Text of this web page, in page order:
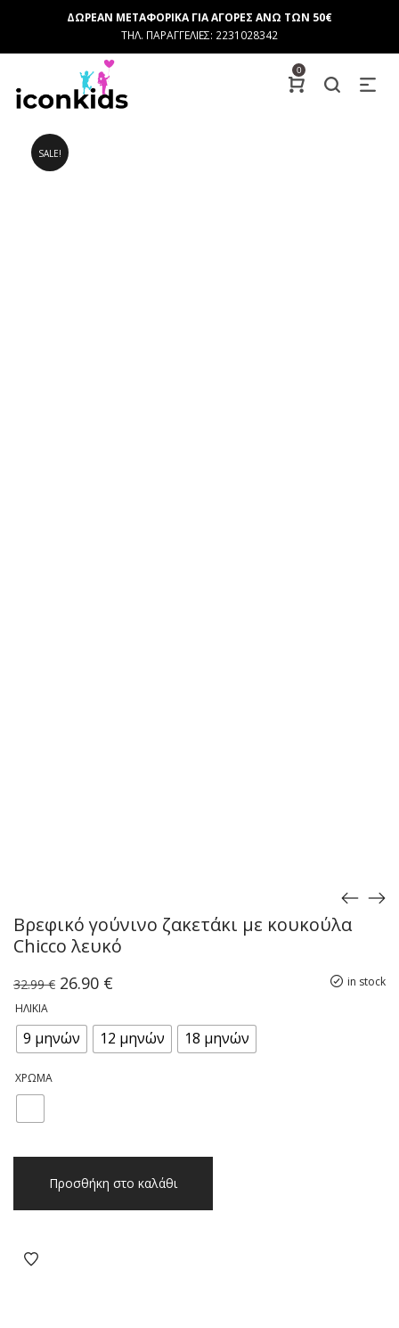
ΔΩΡΕΑΝ ΜΕΤΑΦΟΡΙΚΑ ΓΙΑ ΑΓΟΡΕΣ ΑΝΩ ΤΩΝ 50€
ΤΗΛ. ΠΑΡΑΓΓΕΛΙΕΣ: 2231028342
0
SALE!
Βρεφικό γούνινο ζακετάκι με κουκούλα
Chicco λευκό
in stock
32.99€ Original
32.99 €.
26.90 €
είναι:
26.90 €.
ΗΛΙΚΊΑ
9 μηνών 12 μηνών 18 μηνών
ΧΡΏΜΑ
γούνινο
ζακετάκι
κουκούλα
Προσθήκη στο καλάθι